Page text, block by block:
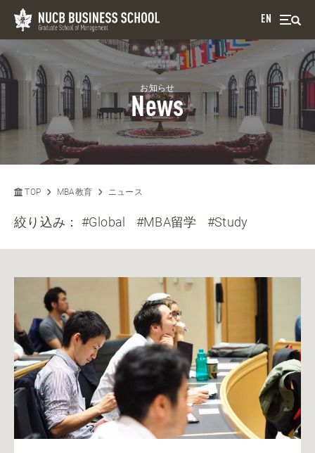
EN
お知らせ
News
TOP MBA教育 ニュース
絞り込み：#Global #MBA留学 #Study